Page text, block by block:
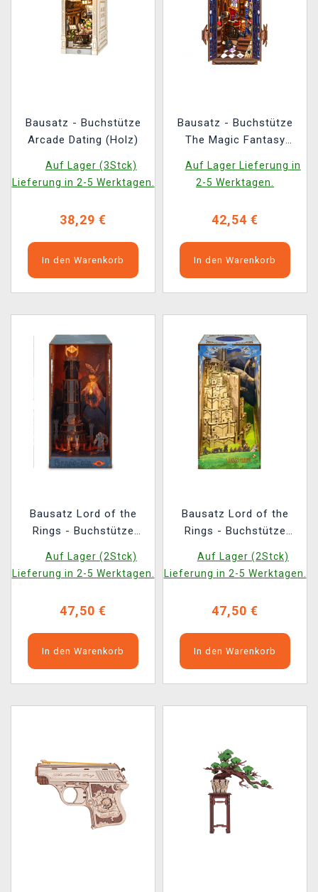
Bausatz - Buchstütze
Arcade Dating (Holz)
Auf Lager (3Stck)
Lieferung in 2-5 Werktagen.
38,29 €
In den Warenkorb
Bausatz - Buchstütze
The Magic Fantasy
Auf Lager Lieferung in
2-5 Werktagen.
42,54 €
In den Warenkorb
Bausatz Lord of the
Rings - Buchstütze
Auf Lager (2Stck)
Lieferung in 2-5 Werktagen.
47,50 €
In den Warenkorb
Bausatz Lord of the
Rings - Buchstütze
Auf Lager (2Stck)
Lieferung in 2-5 Werktagen.
47,50 €
In den Warenkorb